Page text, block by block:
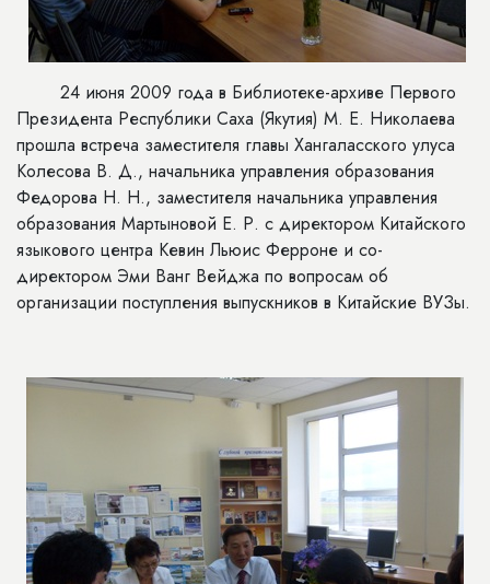
24 июня 2009 года в Библиотеке-архиве Первого
Президента Республики Саха (Якутия) М. Е. Николаева
прошла встреча заместителя главы Хангаласского улуса
Колесова В. Д., начальника управления образования
Федорова Н. Н., заместителя начальника управления
образования Мартыновой Е. Р. с директором Китайского
языкового центра Кевин Льюис Ферроне и со-
директором Эми Ванг Вейджа по вопросам об
организации поступления выпускников в Китайские ВУЗы.